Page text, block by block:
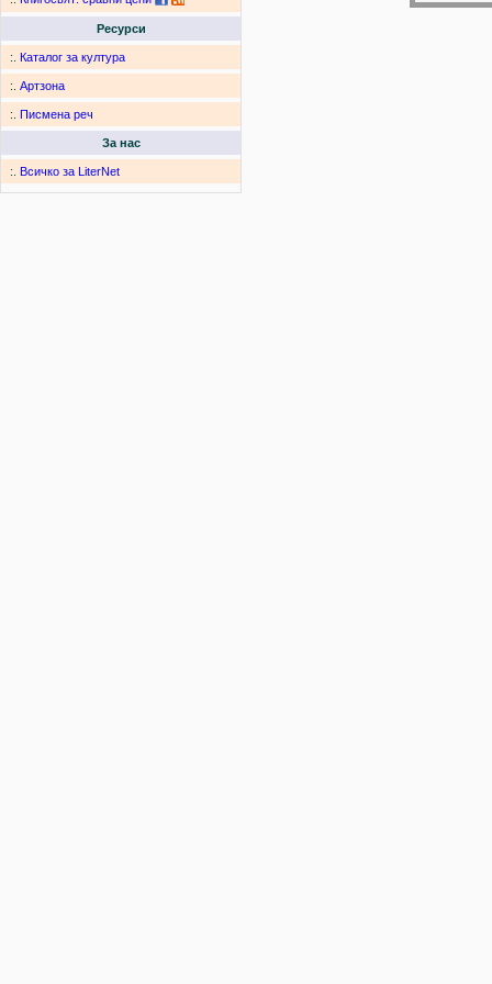
Ресурси
:. Каталог за култура
:. Артзона
:. Писмена реч
За нас
:. Всичко за LiterNet